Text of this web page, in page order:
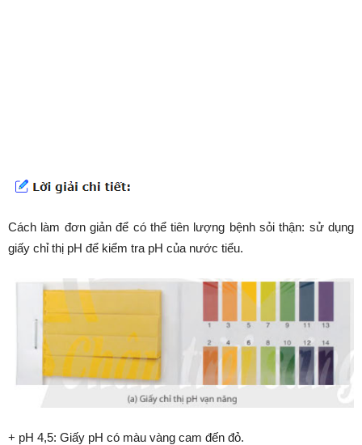
Cách làm đơn giản để có thể tiên lượng bệnh sỏi thận: sử dụng
giấy chỉ thị pH để kiểm tra pH của nước tiểu.
+ pH 4,5: Giấy pH có màu vàng cam đến đỏ.